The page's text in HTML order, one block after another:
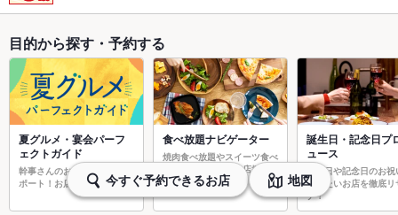
目的から探す・予約する
夏グルメ・宴会パーフ
ェクトガイド
幹事さんのお店探しを強力サ
ポート！お店探しの決定版！
食べ放題ナビゲーター
焼肉食べ放題やスイーツ食べ
放題など食べ放題お店探しの
決定版！
誕生日・記念日プ
ュース
誕生日や記念日のお
用したいお店を徹底リ
チ！
今すぐ予約できるお店 地図